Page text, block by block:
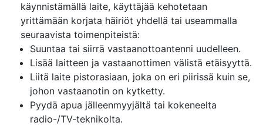
käynnistämällä laite, käyttäjää kehotetaan
yrittämään korjata häiriöt yhdellä tai useammalla
seuraavista toimenpiteistä:
Suuntaa tai siirrä vastaanottoantenni uudelleen.
Lisää laitteen ja vastaanottimen välistä etäisyyttä.
Liitä laite pistorasiaan, joka on eri piirissä kuin se,
johon vastaanotin on kytketty.
Pyydä apua jälleenmyyjältä tai kokeneelta
radio-/TV-teknikolta.